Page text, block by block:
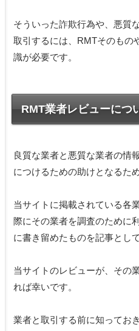
そういった詐欺行為や、悪質
取引するには、RMTそのもの
識が必要です。
RMT業者レビューにつ
良質な業者と悪質な業者の情
につけるための助けとなるた
当サイトに掲載されている各
際にその業者を調査のために
に書き留めたものを記事とし
当サイトのレビューが、その
れば幸いです。
業者と取引する前に知ってお